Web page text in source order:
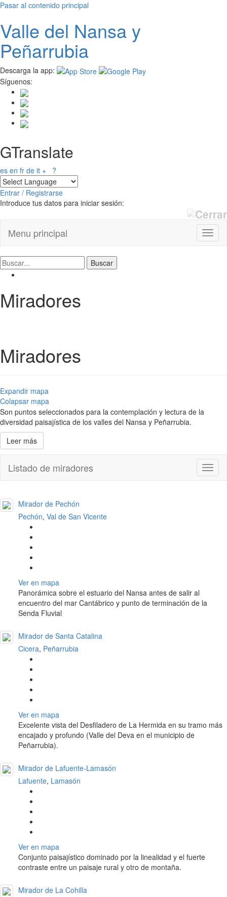
Pasar al contenido principal
Valle del Nansay
Peñarrubia
Descarga la app:
Síguenos:
GTranslate
es en fr de it + ?
Entrar / Registrarse
Introduce tus datos para iniciar sesión:
Menu principal
Miradores
Miradores
Expandir mapa
Colapsar mapa
Son puntos seleccionados para la contemplación y lectura de la
diversidad paisajística de los valles del Nansa y Peñarrubia.
Leer más
Listado de miradores
Mirador de Pechón
Pechón, Val de San Vicente
Ver en mapa
Panorámica sobre el estuario del Nansa antes de salir al
encuentro del mar Cantábrico y punto de terminación de la
Senda Fluvial
Mirador de Santa Catalina
Cicera, Peñarrubia
Ver en mapa
Excelente vista del Desfiladero de La Hermida en su tramo más
encajado y profundo (Valle del Deva en el municipio de
Peñarrubia).
Mirador de Lafuente-Lamasón
Lafuente, Lamasón
Ver en mapa
Conjunto paisajístico dominado por la linealidad y el fuerte
contraste entre un paisaje rural y otro de montaña.
Mirador de La Cohilla